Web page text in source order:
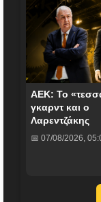
ΑΕΚ: Το
γκαρντ και ο
Λαρεντζάκης
📅 07/08/2026,